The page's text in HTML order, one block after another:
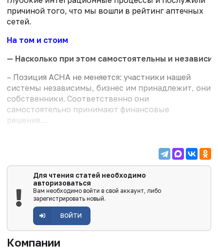
причиной того, что мы вошли в рейтинг аптечных
сетей.
На том и стоим
— Насколько при этом самостоятельны и
– Позиция АСНА не меняется: участники нашей
системы независимы, бизнес им принадлежит, они
собственники. Соответственно они
самостоятельно принимают финансовые
решения,...
Для чтения статей необходимо
авторизоваться
Вам необходимо войти в свой аккаунт, либо
зарегистрировать новый.
ВОЙТИ
Компании